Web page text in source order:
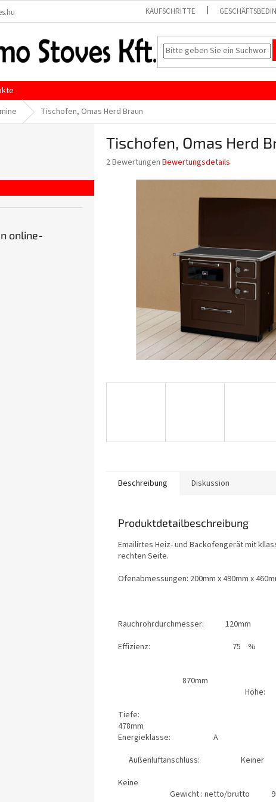
KAUFSCHRITTE
Tischofen, Omas Herd Braun
online-
Tischofen, Omas Herd
Die
2 Bewertungen Bewertungsdetails
Beschreibung Diskussion
Produktdetailbeschreibung
Emailirtes Heiz- und Backofengerät mit
rechten Seite.
Ofenabmessungen: 200mm x 490mm x
Rauchrohrdurchmesser: 120mm
Höhe:
Tiefe:
Energieklasse: A
Gewicht : netto/brutto 94/